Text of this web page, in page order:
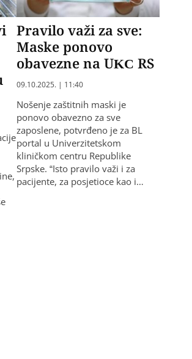
Pravilo važi za sve:
Maske ponovo
obavezne na UKC RS
09.10.2025. | 11:40
Nošenje zaštitnih maski je
ponovo obavezno za sve
zaposlene, potvrđeno je za BL
portal u Univerzitetskom
kliničkom centru Republike
Srpske. “Isto pravilo važi i za
pacijente, za posjetioce kao i…